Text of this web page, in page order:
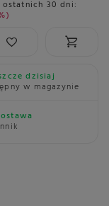
ostatnich 30 dni:
dzisiaj
w magazynie